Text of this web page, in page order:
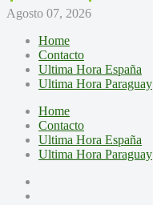
Agosto 07, 2026
Home
Contacto
Ultima Hora España
Ultima Hora Paraguay
Home
Contacto
Ultima Hora España
Ultima Hora Paraguay